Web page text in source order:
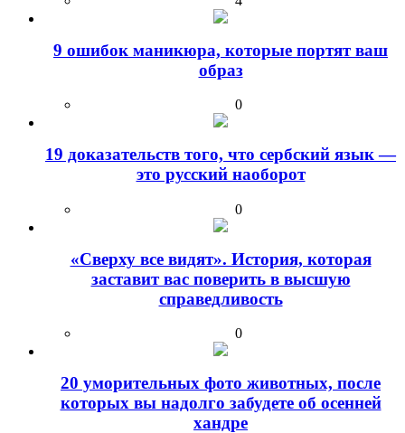
9 ошибок маникюра, которые портят ваш
образ
0
19 доказательств того, что сербский язык —
это русский наоборот
0
«Сверху все видят». История, которая
заставит вас поверить в высшую
справедливость
0
20 уморительных фото животных, после
которых вы надолго забудете об осенней
хандре